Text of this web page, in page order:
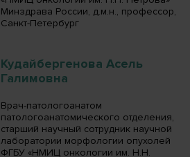
Минздрава России, д.м.н., профессор,
Санкт-Петербург
Кудайбергенова Асель
Галимовна
Врач-патологоанатом
патологоанатомического отделения,
старший научный сотрудник научной
лаборатории морфологии опухолей
ФГБУ «НМИЦ онкологии им. Н.Н.